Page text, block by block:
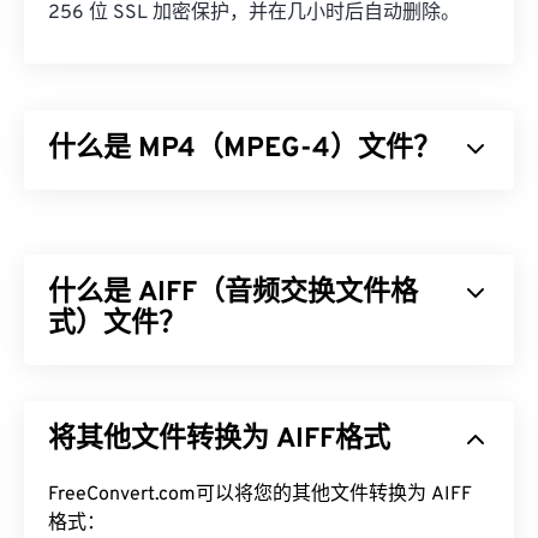
256 位 SSL 加密保护，并在几小时后自动删除。
什么是 MP4（MPEG-4）文件？
管理和存储的文件。它也是互联网流媒体（例如
YouTube）的热门视频格式。许多人认为 MP4 是当
MP4 文件会在操作系统的默认视频播放器中打开。
只需双击文件即可打开。无需第三方软件。在 ​​
Windows 系统中，它会在
什么是 AIFF（音频交换文件格
式）文件？
它，尤其是 Apple 平台的用户。它是无损的
，这意
AIFF 文件占用更多空间。AIFF 可以定位循环点数据
和音符，这对音乐家来说非常有用。
将其他文件转换为 AIFF格式
FreeConvert.com可以将您的其他文件转换为 AIFF
格式：